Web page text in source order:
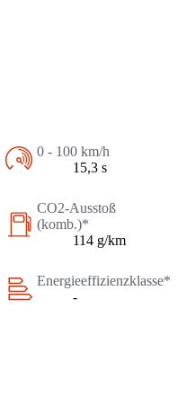
0 - 100 km/h
15,3 s
CO2-Ausstoß
(komb.)*
114 g/km
Energieeffizienzklasse*
-